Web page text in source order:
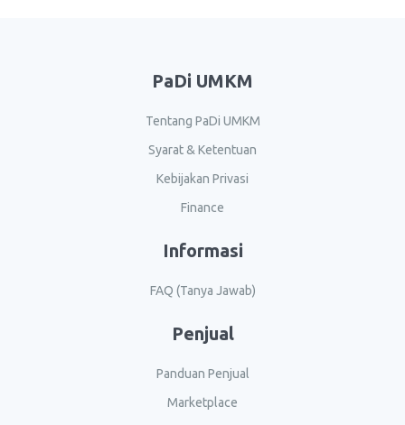
PaDi UMKM
Tentang PaDi UMKM
Syarat & Ketentuan
Kebijakan Privasi
Finance
Informasi
FAQ (Tanya Jawab)
Penjual
Panduan Penjual
Marketplace